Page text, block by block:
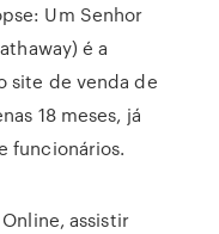
Um Senhor
é a
site de venda de
18 meses, já
funcionários.
assistir